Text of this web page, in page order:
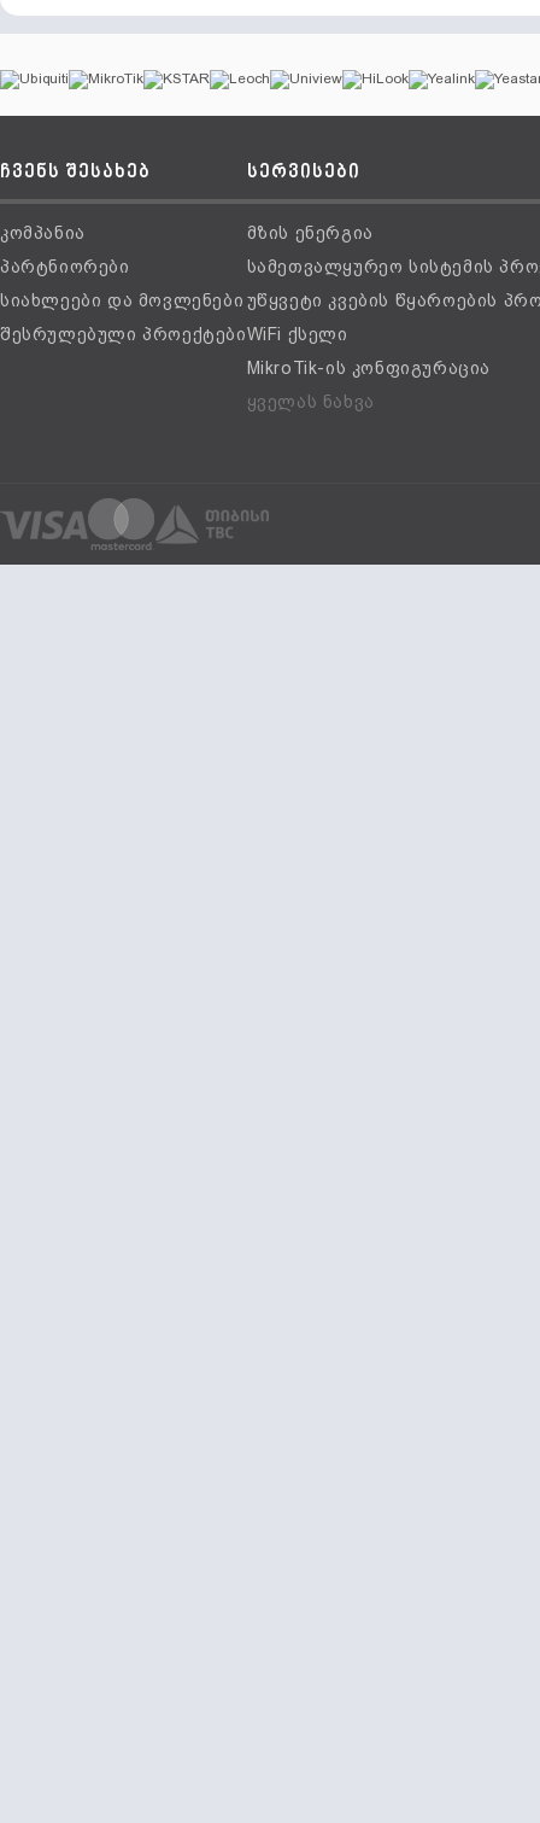
ჩვენს შესახებ
კომპანია
პარტნიორები
სიახლეები და მოვლენები
შესრულებული პროექტები
სერვისები
მზის ენერგია
სამეთვალყურეო სისტემის
უწყვეტი კვების წყაროების
WiFi ქსელი
MikroTik-ის კონფიგურაცია
ყველას ნახვა